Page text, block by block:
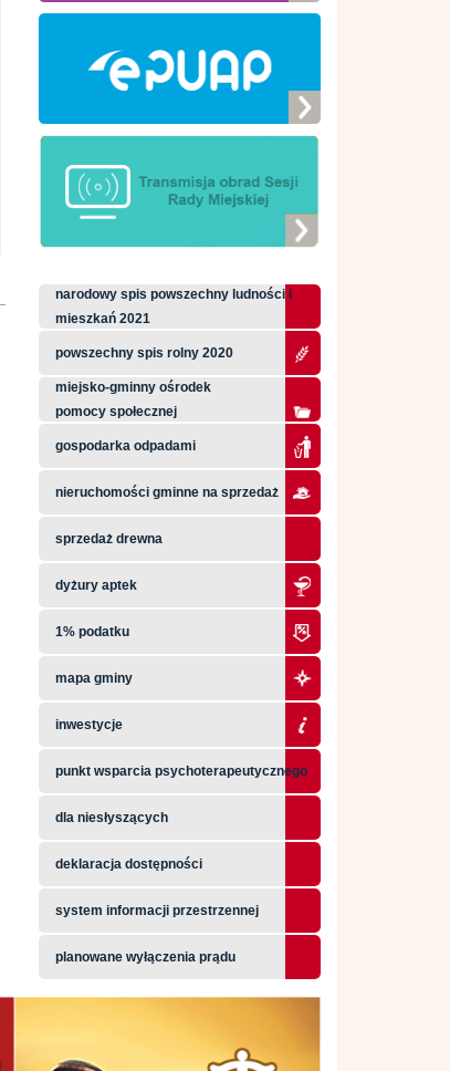
narodowy spis powszechny ludności i
mieszkań 2021
powszechny spis rolny 2020
miejsko-gminny ośrodek
pomocy społecznej
gospodarka odpadami
nieruchomości gminne na sprzedaż
sprzedaż drewna
dyżury aptek
1% podatku
mapa gminy
inwestycje
punkt wsparcia psychoterapeutycznego
dla niesłyszących
deklaracja dostępności
system informacji przestrzennej
planowane wyłączenia prądu